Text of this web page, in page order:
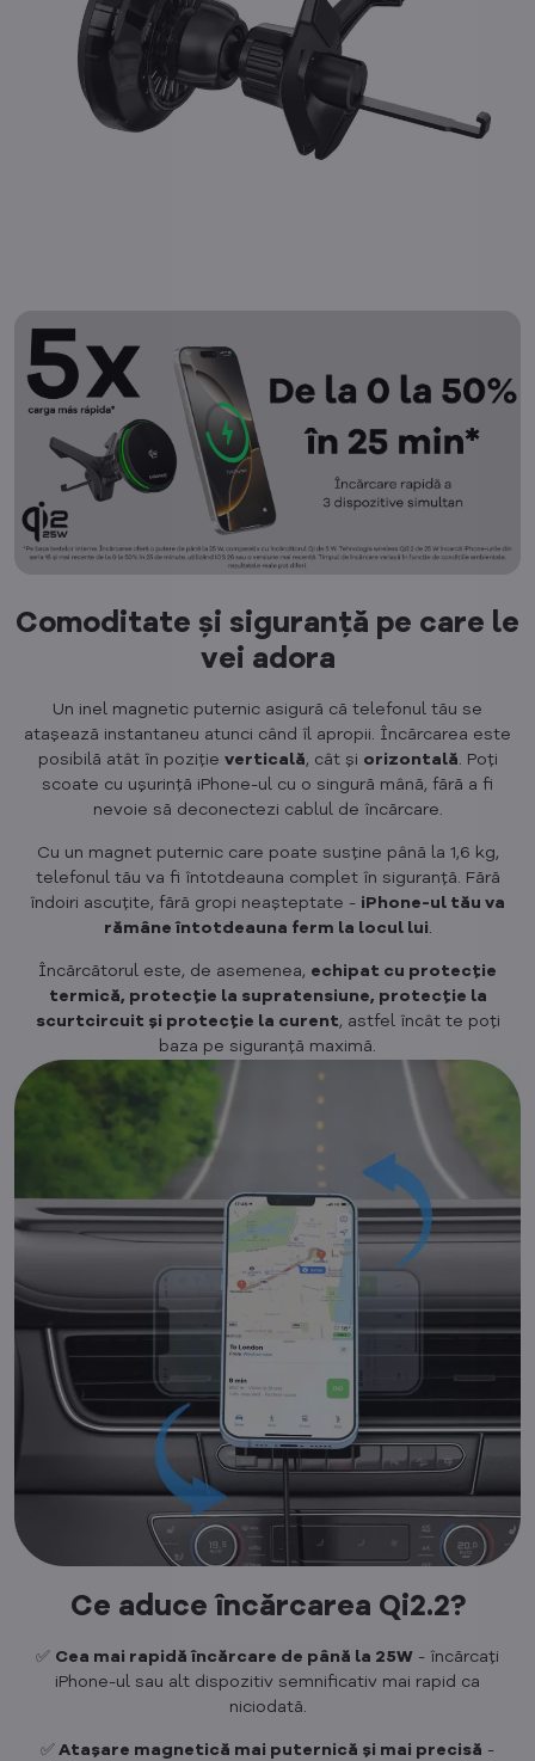
Comoditate și siguranță pe care le
vei adora
Un inel magnetic puternic asigură că telefonul tău se
atașează instantaneu atunci când îl apropii. Încărcarea este
posibilă atât în ​​poziție verticală, cât și orizontală. Poți
scoate cu ușurință iPhone-ul cu o singură mână, fără a fi
nevoie să deconectezi cablul de încărcare.
Cu un magnet puternic care poate susține până la 1,6 kg,
telefonul tău va fi întotdeauna complet în siguranță. Fără
îndoiri ascuțite, fără gropi neașteptate - iPhone-ul tău va
rămâne întotdeauna ferm la locul lui.
Încărcătorul este, de asemenea, echipat cu protecție
termică, protecție la supratensiune, protecție la
scurtcircuit și protecție la curent, astfel încât te poți
baza pe siguranță maximă.
Ce aduce încărcarea Qi2.2?
✅ Cea mai rapidă încărcare de până la 25W - încărcați
iPhone-ul sau alt dispozitiv semnificativ mai rapid ca
niciodată.
✅ Atașare magnetică mai puternică și mai precisă -